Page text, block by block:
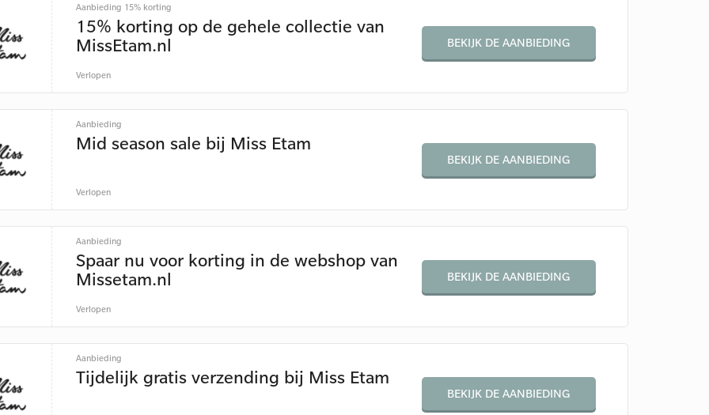
Aanbieding 15% korting
15% korting op de gehele collectie van
MissEtam.nl
Verlopen
BEKIJK DE AANBIEDING
Aanbieding
Mid season sale bij Miss Etam
Verlopen
BEKIJK DE AANBIEDING
Aanbieding
Spaar nu voor korting in de webshop van
Missetam.nl
Verlopen
BEKIJK DE AANBIEDING
Aanbieding
Tijdelijk gratis verzending bij Miss Etam
BEKIJK DE AANBIEDING